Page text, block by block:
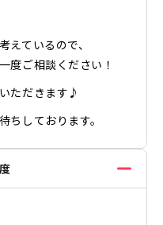
えているので、
度ご相談ください！
ただきます♪
ちしております。